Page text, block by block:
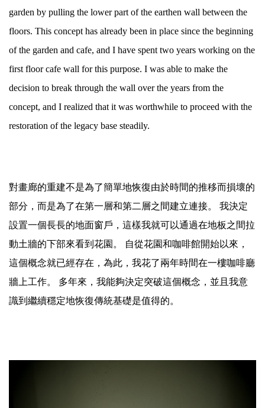
garden by pulling the lower part of the earthen wall between the
floors. This concept has already been in place since the beginning
of the garden and cafe, and I have spent two years working on the
first floor cafe wall for this purpose. I was able to make the
decision to break through the wall over the years from the
concept, and I realized that it was worthwhile to proceed with the
restoration of the legacy base steadily.
對畫廊的重建不是為了簡單地恢復由於時間的推移而損壞的
部分，而是為了在第一層和第二層之間建立連接。 我決定
設置一個長長的地面窗戶，這樣我就可以通過在地板之間拉
動土牆的下部來看到花園。 自從花園和咖啡館開始以來，
這個概念就已經存在，為此，我花了兩年時間在一樓咖啡廳
牆上工作。 多年來，我能夠決定突破這個概念，並且我意
識到繼續穩定地恢復傳統基礎是值得的。